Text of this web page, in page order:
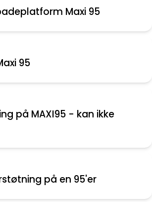
Maxi 95
95
på MAXI95 - kan ikke
på en 95'er